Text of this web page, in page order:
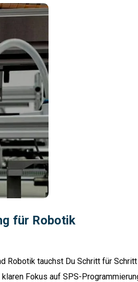
für Robotik
Robotik tauchst Du Schritt für
Fokus auf SPS-